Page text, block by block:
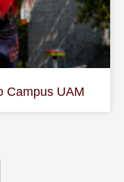
Campus UAM